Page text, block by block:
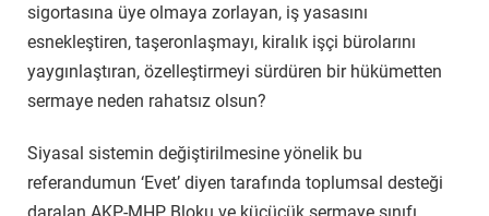
sigortasına üye olmaya zorlayan, iş yasasını
esnekleştiren, taşeronlaşmayı, kiralık işçi bürolarını
yaygınlaştıran, özelleştirmeyi sürdüren bir hükümetten
sermaye neden rahatsız olsun?
Siyasal sistemin değiştirilmesine yönelik bu
referandumun ‘Evet’ diyen tarafında toplumsal desteği